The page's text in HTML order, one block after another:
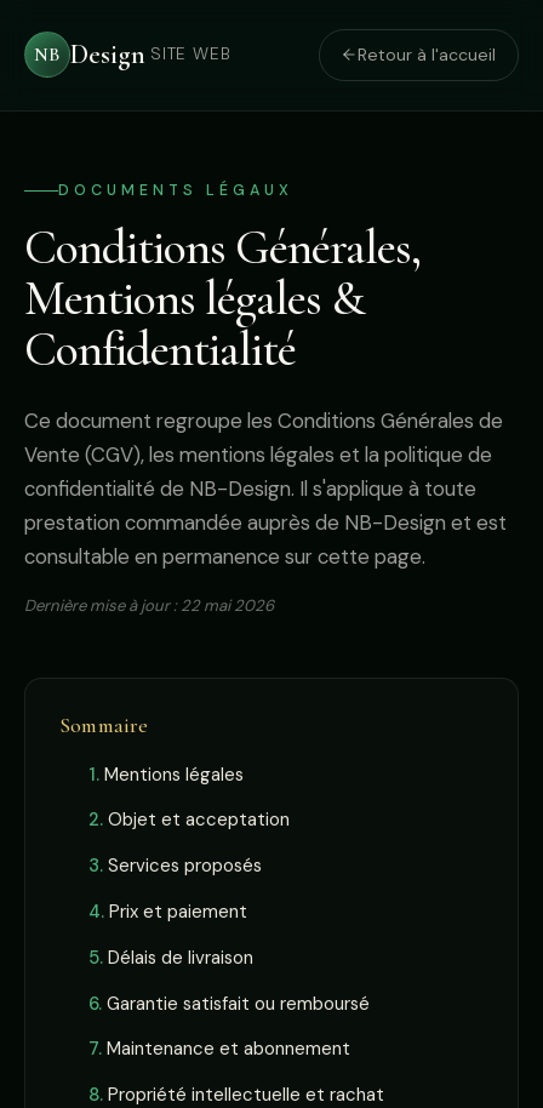
NB Design SITE WEB Retour à l'accueil
DOCUMENTS LÉGAUX
Conditions Générales,
Mentions légales &
Confidentialité
Ce document regroupe les Conditions Générales de
Vente (CGV), les mentions légales et la politique de
confidentialité de NB-Design. Il s'applique à toute
prestation commandée auprès de NB-Design et est
consultable en permanence sur cette page.
Dernière mise à jour : 22 mai 2026
Sommaire
Mentions légales
Objet et acceptation
Services proposés
Prix et paiement
Délais de livraison
Garantie satisfait ou remboursé
Maintenance et abonnement
Propriété intellectuelle et rachat